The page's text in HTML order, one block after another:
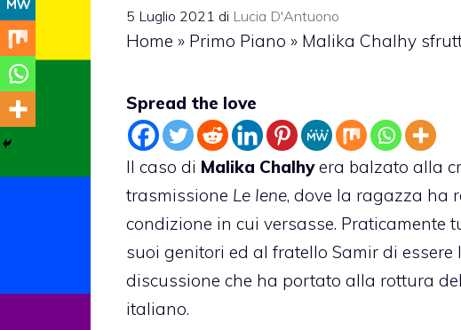
5 Luglio 2021 di Lucia D'Antuono
Home » Primo Piano » Malika Chalhy
Spread the love
Il caso di Malika Chalhyera balzato alla
trasmissione Le Iene, dove la ragazza ha
condizione in cui versasse.
suoi genitori ed al fratello Samir di
discussione che ha portato alla rottura
italiano.